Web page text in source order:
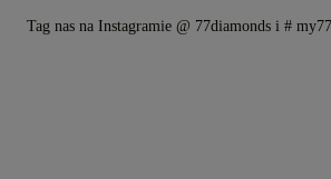
Tag nas na Instagramie @ 77diamonds i #